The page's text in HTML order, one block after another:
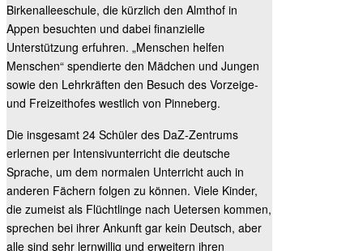
Birkenalleeschule, die kürzlich den Almthof in
Appen besuchten und dabei finanzielle
Unterstützung erfuhren. „Menschen helfen
Menschen“ spendierte den Mädchen und Jungen
sowie den Lehrkräften den Besuch des Vorzeige-
und Freizeithofes westlich von Pinneberg.
Die insgesamt 24 Schüler des DaZ-Zentrums
erlernen per Intensivunterricht die deutsche
Sprache, um dem normalen Unterricht auch in
anderen Fächern folgen zu können. Viele Kinder,
die zumeist als Flüchtlinge nach Uetersen kommen,
sprechen bei ihrer Ankunft gar kein Deutsch, aber
alle sind sehr lernwillig und erweitern ihren